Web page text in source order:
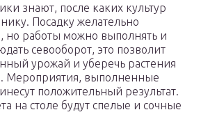
знают, после каких культур
Посадку желательно
но работы можно выполнять и
севооборот, это позволит
урожай и уберечь растения
Мероприятия, выполненные
положительный результат.
на столе будут спелые и сочные